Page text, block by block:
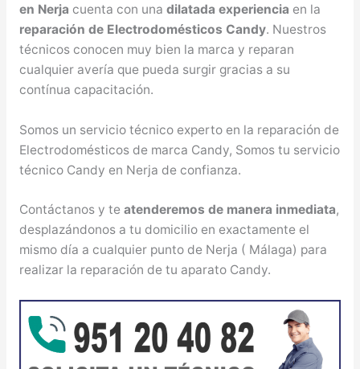
en Nerja cuenta con una dilatada experiencia en la
reparación de Electrodomésticos Candy. Nuestros
técnicos conocen muy bien la marca y reparan
cualquier avería que pueda surgir gracias a su
contínua capacitación.
Somos un servicio técnico experto en la reparación de
Electrodomésticos de marca Candy, Somos tu servicio
técnico Candy en Nerja de confianza.
Contáctanos y te atenderemos de manera inmediata,
desplazándonos a tu domicilio en exactamente el
mismo día a cualquier punto de Nerja ( Málaga) para
realizar la reparación de tu aparato Candy.